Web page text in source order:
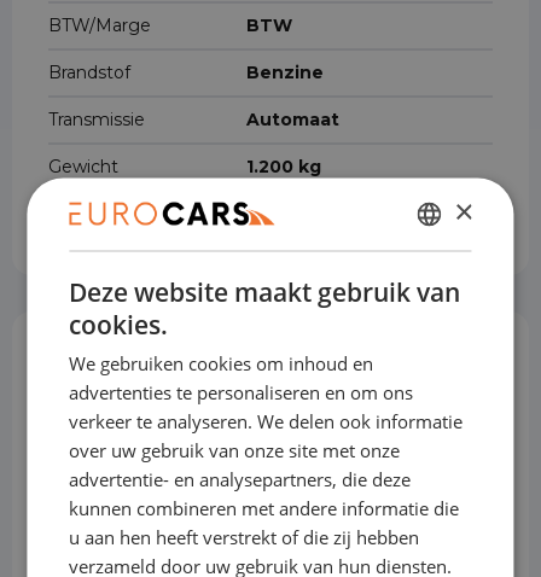
BTW/Marge BTW
Brandstof Benzine
Transmissie Automaat
Gewicht 1.200 kg
Cilinderinhoud 999 cm³
Opties & Toebehoren
Achterbank in delen neerklapbaar
Actieve rijstrookassistent
DUTCH
ENGLISH
×
Deze website maakt gebruik van
cookies.
We gebruiken cookies om inhoud en
advertenties te personaliseren en om ons
verkeer te analyseren. We delen ook informatie
over uw gebruik van onze site met onze
advertentie- en analysepartners, die deze
kunnen combineren met andere informatie die
u aan hen heeft verstrekt of die zij hebben
verzameld door uw gebruik van hun diensten.